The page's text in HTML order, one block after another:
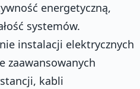
energetyczną,
systemów.
instalacji elektrycznych
zaawansowanych
kabli